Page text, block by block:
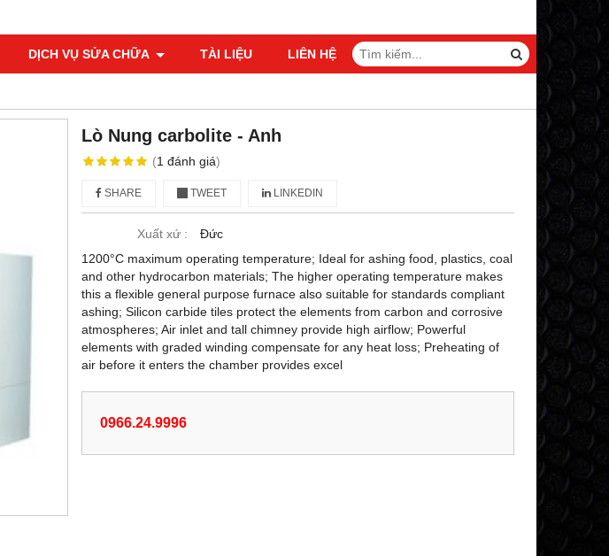
DỊCH VỤ SỬA CHỮA TÀI LIỆU LIÊN HỆ
Lò Nung carbolite - Anh
(1 đánh giá)
SHARE TWEET LINKEDIN
Xuất xứ :
Đức
1200°C maximum operating temperature; Ideal for ashing food, plastics, coal
and other hydrocarbon materials; The higher operating temperature makes
this a flexible general purpose furnace also suitable for standards compliant
ashing; Silicon carbide tiles protect the elements from carbon and corrosive
atmospheres; Air inlet and tall chimney provide high airflow; Powerful
elements with graded winding compensate for any heat loss; Preheating of
air before it enters the chamber provides excel
0966.24.9996